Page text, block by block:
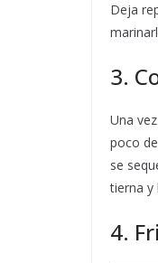
Deja
3.
Una
poco
se
tierna y
4.